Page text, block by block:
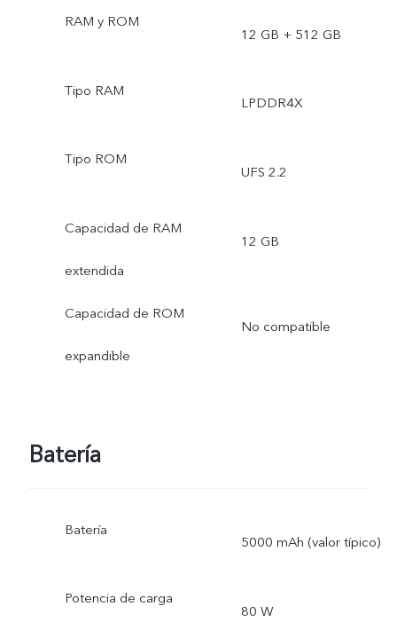
RAM y ROM
12 GB + 512 GB
Tipo RAM
LPDDR4X
Tipo ROM
UFS 2.2
Capacidad de RAM
extendida
12 GB
Capacidad de ROM
expandible
No compatible
Batería
Batería
5000 mAh (valor típico)
Potencia de carga
80 W